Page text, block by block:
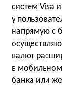
систем Visa
у
напрямую с
валют
в мобильном
банка или